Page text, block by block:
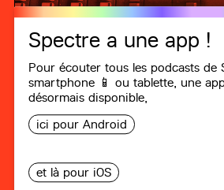
Spectre a une app !
Pour écouter tous les podcasts de
smartphone 📱 ou tablette, une
désormais disponible,
ici pour Android
et là pour iOSLES CLÉS DE